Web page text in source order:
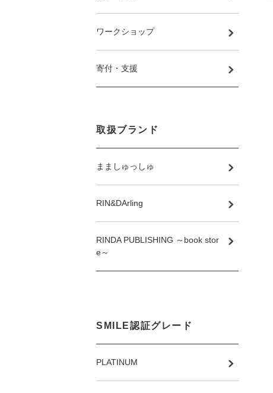
ワークショップ
寄付・支援
取扱ブランド
まましゅっしゅ
RIN&DArling
RINDA PUBLISHING ～book stor
e～
SMILE認証グレード
PLATINUM